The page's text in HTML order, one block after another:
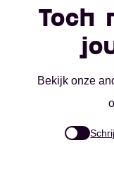
Toch
Bekijk onze